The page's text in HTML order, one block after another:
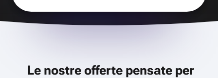
Le nostre offerte pensate per